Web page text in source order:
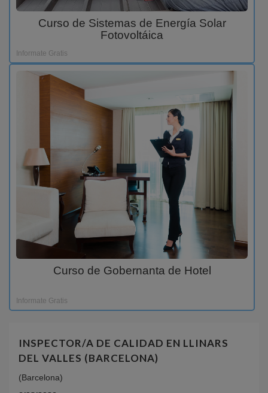
Curso de Sistemas de Energía Solar
Fotovoltáica
Informate Gratis
Curso de Gobernanta de Hotel
Informate Gratis
INSPECTOR/A DE CALIDAD EN LLINARS
DEL VALLES (BARCELONA)
(Barcelona)